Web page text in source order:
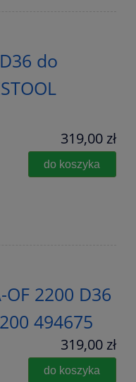
do
319,00 zł
do koszyka
OF 2200 D36
494675
319,00 zł
do koszyka